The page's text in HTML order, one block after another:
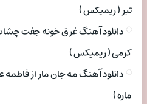
تبر ( ریمیکس )
دانلود آهنگ غرق خونه جفت
کرمی ( ریمیکس )
دانلود آهنگ مه جان مار از
ماره )